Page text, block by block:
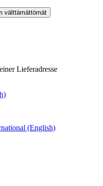
välttämättömät
Lieferadresse
(English)